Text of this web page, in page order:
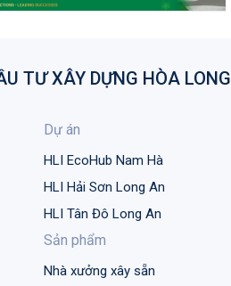
TƯXÂY DỰNG HÒA LONG
Dự án
HLI EcoHub Nam Hà
HLI Hải Sơn Long An
HLI Tân Đô Long An
Sản phẩm
Nhà xưởng xây sẵn